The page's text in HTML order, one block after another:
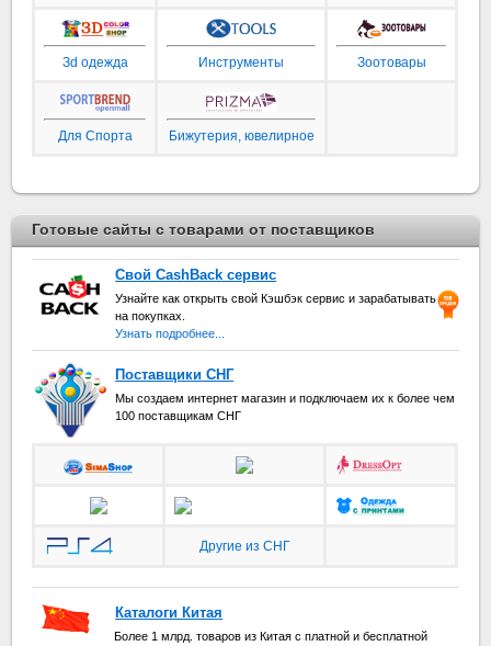
Зd одежда Инструменты Зоотовары
Для Спорта Бижутерия, ювелирное
Готовые сайты с товарами от поставщиков
Свой CashBack сервис
Узнайте как открыть свой Кэшбэк сервис и зарабатывать
на покупках.
Узнать подробнее...
Поставщики СНГ
Мы создаем интернет магазин и подключаем их к более чем
100 поставщикам СНГ
Другие из СНГ
Каталоги Китая
Более 1 млрд. товаров из Китая с платной и бесплатной